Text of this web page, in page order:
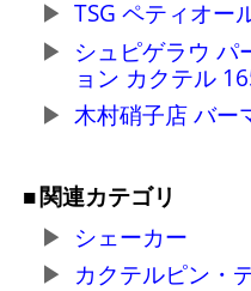
TSG ペティオー
シュピゲラウ パ
ョン カクテル
木村硝子店 バー
関連カテゴリ
シェーカー
カクテルピン・